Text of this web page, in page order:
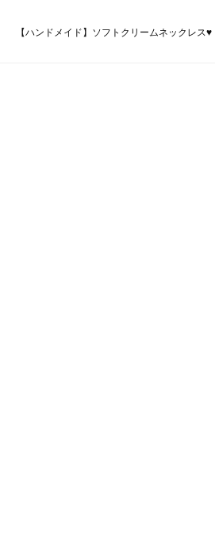
【ハンドメイド】ソフトクリームネックレス♥️